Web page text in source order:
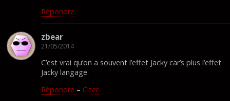
Répondre
zbear
21/05/2014
C’est vrai qu’on a souvent l’effet Jacky car’s plus l’effet
Jacky langage.
Répondre – Citer